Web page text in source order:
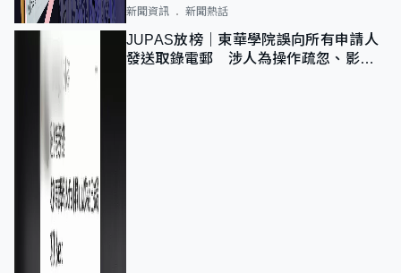
新聞資訊 新聞熱話
JUPAS放榜｜東華學院誤向所有申請人
發送取錄電郵 涉人為操作疏忽、影響